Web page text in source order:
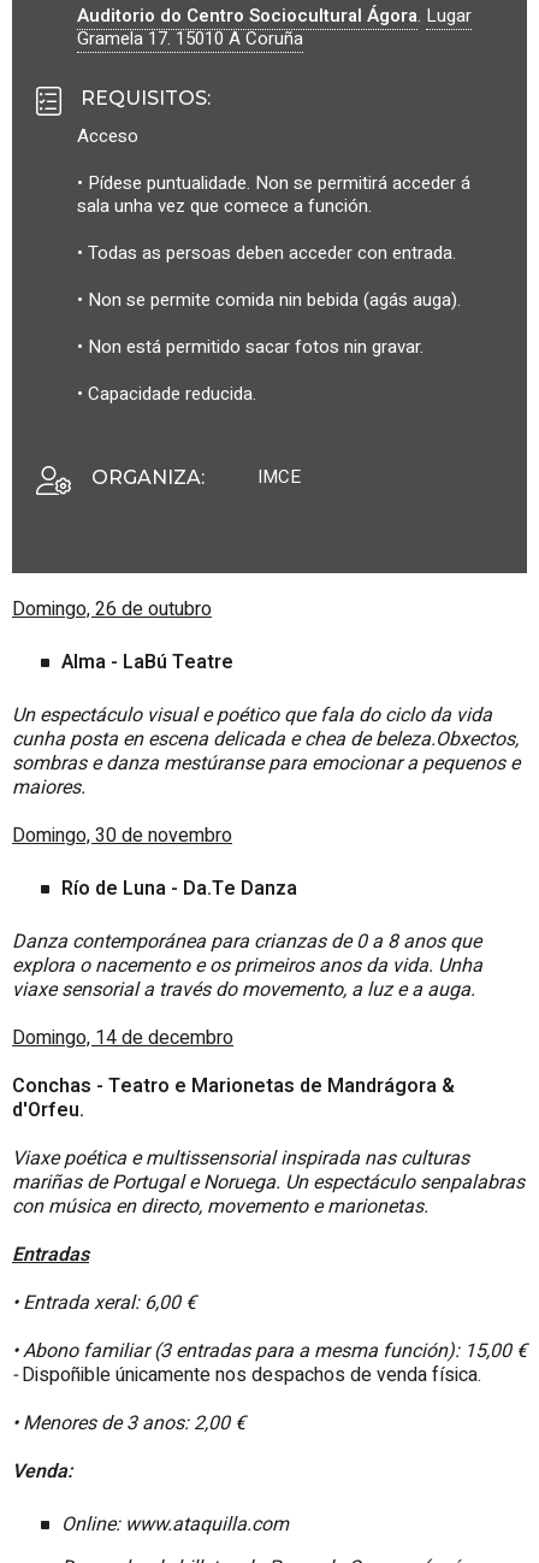
Auditorio do Centro Sociocultural Ágora. Lugar
Gramela 17.15010A Coruña
REQUISITOS:
Acceso
• Pídese puntualidade. Non se permitirá acceder á
sala unha vez que comece a función.
• Todas as persoas deben acceder con entrada.
• Non se permite comida nin bebida (agás auga).
• Non está permitido sacar fotos nin gravar.
• Capacidade reducida.
ORGANIZA: IMCE
Domingo, 26 de outubro
Alma - LaBú Teatre
Un espectáculo visual e poético que fala do ciclo da vida
cunha posta en escena delicada e chea de beleza.Obxectos,
sombras e danza mestúranse para emocionar a pequenos e
maiores.
Domingo, 30 de novembro
Río de Luna - Da.Te Danza
Danza contemporánea para crianzas de 0 a 8 anos que
explora o nacemento e os primeiros anos da vida. Unha
viaxe sensorial a través do movemento, a luz e a auga.
Domingo, 14 de decembro
Conchas - Teatro e Marionetas de Mandrágora &
d'Orfeu.
Viaxe poética e multissensorial inspirada nas culturas
mariñas de Portugal e Noruega. Un espectáculo senpalabras
con música en directo, movemento e marionetas.
Entradas
• Entrada xeral: 6,00 €
• Abono familiar (3 entradas para a mesma función): 15,00 €
-Dispoñible únicamente nos despachos de venda física.
• Menores de 3 anos: 2,00 €
Venda:
Online: www.ataquilla.com